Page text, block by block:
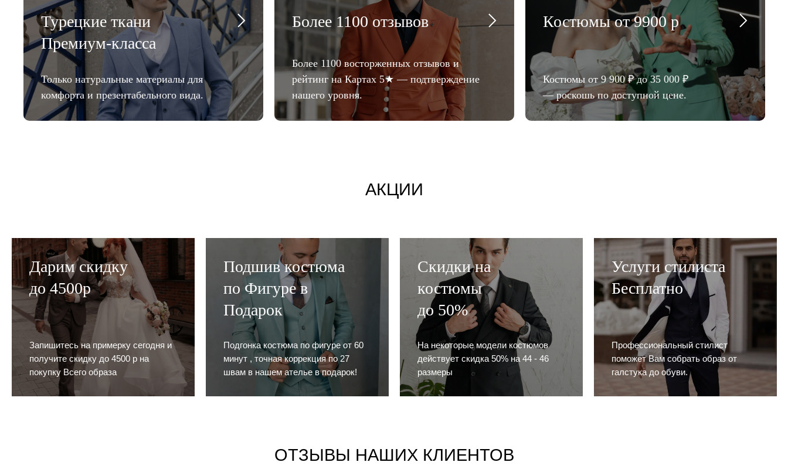
Турецкие ткани
Премиум-класса
Только натуральные материалы для
комфорта и презентабельного вида.
Более 1100 отзывов
Более 1100 восторженных отзывов и
рейтинг на Картах 5★ — подтверждение
нашего уровня.
Костюмы от 9900 р
Костюмы от 9 900 ₽ до 35 000 ₽
— роскошь по доступной цене.
АКЦИИ
Дарим скидку
до 4500р
Запишитесь на примерку сегодня и
получите скидку до 4500 р на
покупку Всего образа
Подшив костюма
по Фигуре в
Подарок
Подгонка костюма по фигуре от 60
минут , точная коррекция по 27
швам в нашем ателье в подарок!
Скидки на
костюмы
до 50%
На некоторые модели костюмов
действует скидка 50% на 44 - 46
размеры
Услуги стилиста
Бесплатно
Профессиональный стилист
поможет Вам собрать образ от
галстука до обуви.
ОТЗЫВЫ НАШИХ КЛИЕНТОВ